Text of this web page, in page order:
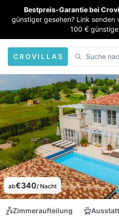
Bestpreis-Garantie bei
günstiger gesehen? Link senden
100 €
CROVILLAS
ab€340/ Nacht
Zimmeraufteilung